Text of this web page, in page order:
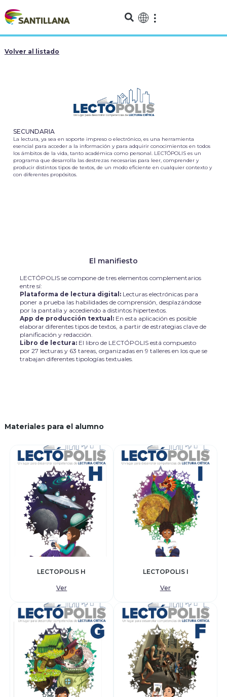
Volver al listado
SECUNDARIA
La lectura, ya sea en soporte impreso o electrónico, es una herramienta
esencial para acceder a la información y para adquirir conocimientos en todos
los ámbitos de la vida, tanto académica como personal. LECTÓPOLIS es un
programa que desarrolla las destrezas necesarias para leer, comprender y
producir distintos tipos de textos, de un modo eficiente en cualquier contexto y
con diferentes propósitos.
El manifiesto
LECTÓPOLIS se compone de tres elementos complementarios
entre sí:
Plataforma de lectura digital:Lecturas electrónicas para
poner a prueba las habilidades de comprensión, desplazándose
por la pantalla y accediendo a distintos hipertextos.
App de producción textual:En esta aplicación es posible
elaborar diferentes tipos de textos, a partir de estrategias clave de
planificación y redacción.
Libro de lectura:El libro de LECTÓPOLIS está compuesto
por 27 lecturas y 63 tareas, organizadas en 9 talleres en los que se
trabajan diferentes tipologías textuales.
Materiales para el alumno
LECTOPOLIS H
Ver
LECTOPOLIS I
Ver